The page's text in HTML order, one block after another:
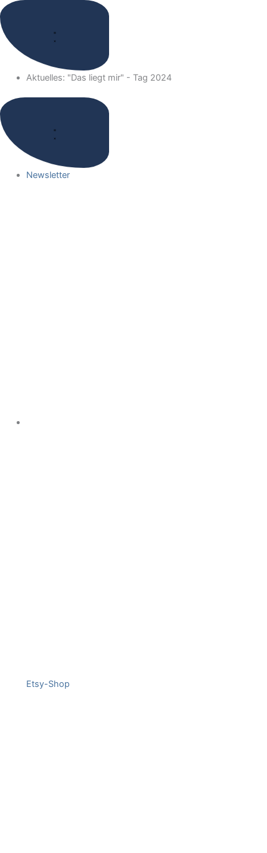
Zum
Inhalt
springen
Aktuelles: "Das liegt mir" - Tag 2024
Newsletter
Etsy-Shop